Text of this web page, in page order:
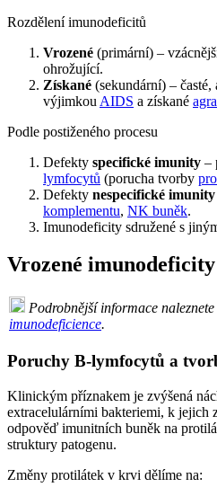
Rozdělení imunodeficitů
Vrozené (primární) –
ohrožující.
Získané (sekundární) – časté,
výjimkou AIDS a získané
Podle postiženého procesu
Defekty specifické imunity –
lymfocytů (porucha tvorby
Defekty nespecifické imunity
komplementu, NK buněk.
Imunodeficity sdružené s
Vrozené imunodeficity
Podrobnější informace
imunodeficience.
Poruchy B-lymfocytů a
Klinickým příznakem je zvýšená
extracelulárními bakteriemi, k jejich
odpověď imunitních buněk na
struktury patogenu.
Změny protilátek v krvi dělíme na: